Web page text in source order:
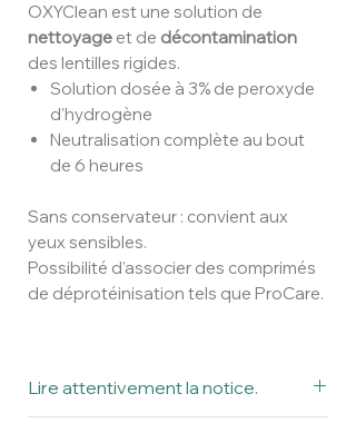
OXYClean est une solution de
nettoyage et de décontamination
des lentilles rigides.
Solution dosée à 3% de peroxyde
d'hydrogène
Neutralisation complète au bout
de 6 heures
Sans conservateur : convient aux
yeux sensibles.
Possibilité d'associer des comprimés
de déprotéinisation tels que ProCare.
Lire attentivement la notice.